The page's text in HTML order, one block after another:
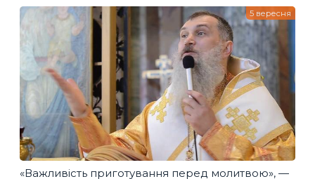
«Важливість приготування перед молитвою», —
5 вересня